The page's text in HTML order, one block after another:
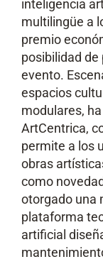
inteligencia
multilingüe a
premio
posibilidad de
evento.
espacios
modulares,
ArtCentrica,
permite a los
obras
como
otorgado una
plataforma
artificial